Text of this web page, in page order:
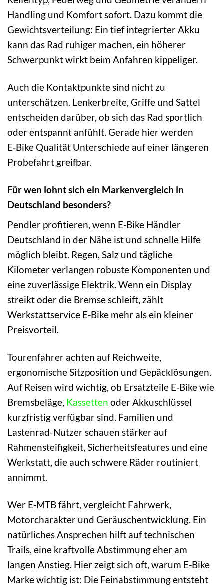
Handling und Komfort sofort. Dazu kommt die
Gewichtsverteilung: Ein tief integrierter Akku
kann das Rad ruhiger machen, ein höherer
Schwerpunkt wirkt beim Anfahren kippeliger.
Auch die Kontaktpunkte sind nicht zu
unterschätzen. Lenkerbreite, Griffe und Sattel
entscheiden darüber, ob sich das Rad sportlich
oder entspannt anfühlt. Gerade hier werden
E‑Bike Qualität Unterschiede auf einer längeren
Probefahrt greifbar.
Für wen lohnt sich ein Markenvergleich in
Deutschland besonders?
Pendler profitieren, wenn E‑Bike Händler
Deutschland in der Nähe ist und schnelle Hilfe
möglich bleibt. Regen, Salz und tägliche
Kilometer verlangen robuste Komponenten und
eine zuverlässige Elektrik. Wenn ein Display
streikt oder die Bremse schleift, zählt
Werkstattservice E‑Bike mehr als ein kleiner
Preisvorteil.
Tourenfahrer achten auf Reichweite,
ergonomische Sitzposition und Gepäcklösungen.
Auf Reisen wird wichtig, ob Ersatzteile E‑Bike wie
Bremsbeläge, Kassetten oder Akkuschlüssel
kurzfristig verfügbar sind. Familien und
Lastenrad-Nutzer schauen stärker auf
Rahmensteifigkeit, Sicherheitsfeatures und eine
Werkstatt, die auch schwere Räder routiniert
annimmt.
Wer E‑MTB fährt, vergleicht Fahrwerk,
Motorcharakter und Geräuschentwicklung. Ein
natürliches Ansprechen hilft auf technischen
Trails, eine kraftvolle Abstimmung eher am
langen Anstieg. Hier zeigt sich oft, warum E‑Bike
Marke wichtig ist: Die Feinabstimmung entsteht